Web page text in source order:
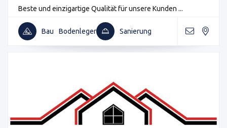
Beste und einzigartige Qualität für unsere Kunden ...
Bau Bodenleger Sanierung